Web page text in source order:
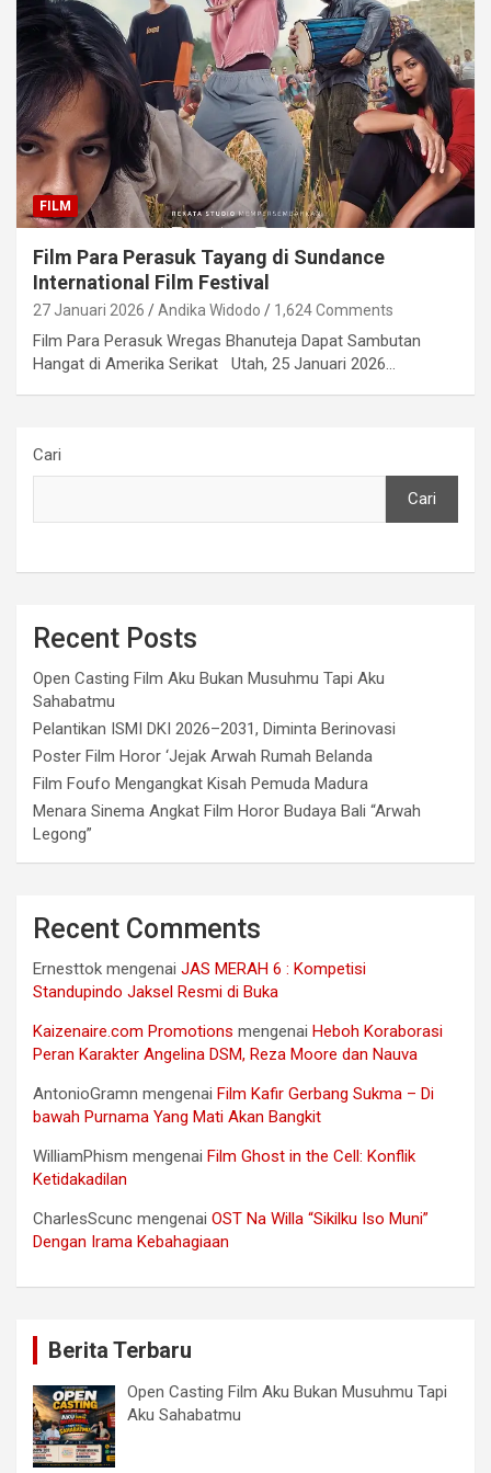
FILM
Film Para Perasuk Tayang di Sundance
International Film Festival
27 Januari 2026 Andika Widodo 1,624 Comments
Film Para Perasuk Wregas Bhanuteja Dapat Sambutan
Hangat di Amerika Serikat Utah, 25 Januari 2026…
Cari
Cari
Recent Posts
Open Casting Film Aku Bukan Musuhmu Tapi Aku
Sahabatmu
Pelantikan ISMI DKI 2026–2031, Diminta Berinovasi
Poster Film Horor ‘Jejak Arwah Rumah Belanda
Film Foufo Mengangkat Kisah Pemuda Madura
Menara Sinema Angkat Film Horor Budaya Bali “Arwah
Legong”
Recent Comments
Ernesttok mengenai JAS MERAH 6 : Kompetisi
Standupindo Jaksel Resmi di Buka
Kaizenaire.com Promotions mengenai Heboh Koraborasi
Peran Karakter Angelina DSM, Reza Moore dan Nauva
AntonioGramn mengenai Film Kafir Gerbang Sukma – Di
bawah Purnama Yang Mati Akan Bangkit
WilliamPhism mengenai Film Ghost in the Cell: Konflik
Ketidakadilan
CharlesScunc mengenai OST Na Willa “Sikilku Iso Muni”
Dengan Irama Kebahagiaan
Berita Terbaru
Open Casting Film Aku Bukan Musuhmu Tapi
Aku Sahabatmu